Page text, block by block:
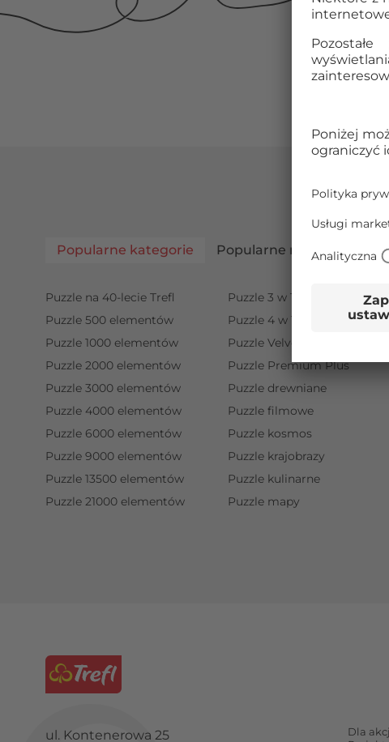
Popularne kategorie Popularne marki
Puzzle na 40-lecie Trefl
Puzzle 500 elementów
Puzzle 1000 elementów
Puzzle 2000 elementów
Puzzle 3000 elementów
Puzzle 4000 elementów
Puzzle 6000 elementów
Puzzle 9000 elementów
Puzzle 13500 elementów
Puzzle 21000 elementów
Puzzle 3 w 1
Puzzle 4 w 1
Puzzle Velvet
Puzzle Premium Plus
Puzzle drewniane
Puzzle filmowe
Puzzle kosmos
Puzzle krajobrazy
Puzzle kulinarne
Puzzle mapy
ul. Kontenerowa 25
Dla